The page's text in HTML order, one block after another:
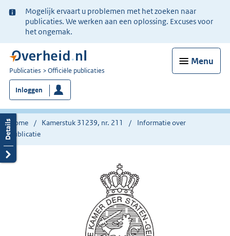
Ter
informatie:
Mogelijk ervaart u problemen met het zoeken naar
publicaties. We werken aan een oplossing. Excuses voor
het ongemak.
Menu
U
bent
nu
hier:
Publicaties Officiële publicaties
Inloggen
Home Kamerstuk 31239, nr. 211
Informatie over
publicatie